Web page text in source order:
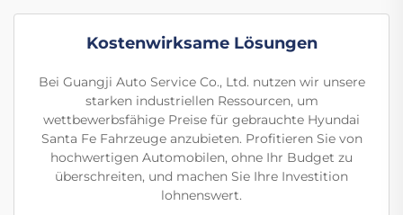
Kostenwirksame Lösungen
Bei Guangji Auto Service Co., Ltd. nutzen wir unsere
starken industriellen Ressourcen, um
wettbewerbsfähige Preise für gebrauchte Hyundai
Santa Fe Fahrzeuge anzubieten. Profitieren Sie von
hochwertigen Automobilen, ohne Ihr Budget zu
überschreiten, und machen Sie Ihre Investition
lohnenswert.